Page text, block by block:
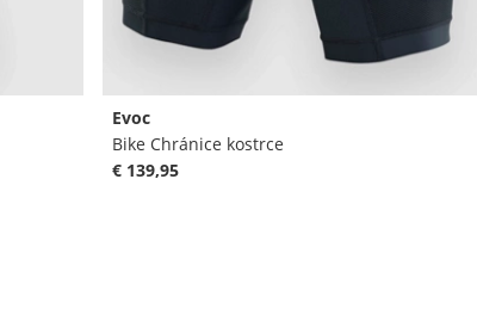
Evoc
Bike Chránice kostrce
€ 139,95